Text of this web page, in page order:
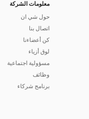
معلومات الشركة
حول شي ان
اتصال بنا
كن أعضاءنا
لوق أزياء
مسؤولية اجتماعية
وظائف
برنامج شركاء